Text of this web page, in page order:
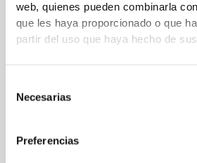
web, quienes pueden combinarla
que les haya proporcionado o que
partir del uso que haya hecho de
Necesarias
Preferencias
←Entrada anterior
Tu dirección de correo electrónico no